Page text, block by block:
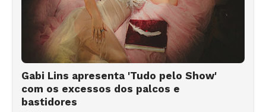
Gabi Lins apresenta 'Tudo pelo Show'
com os excessos dos palcos e
bastidores